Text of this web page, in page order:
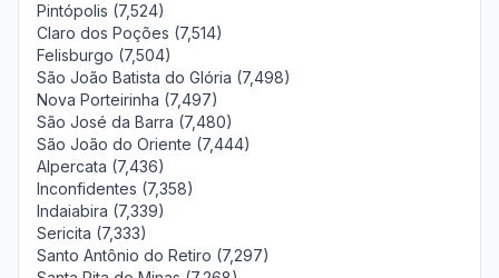
Pintópolis (7,524)
Claro dos Poções (7,514)
Felisburgo (7,504)
São João Batista do Glória (7,498)
Nova Porteirinha (7,497)
São José da Barra (7,480)
São João do Oriente (7,444)
Alpercata (7,436)
Inconfidentes (7,358)
Indaiabira (7,339)
Sericita (7,333)
Santo Antônio do Retiro (7,297)